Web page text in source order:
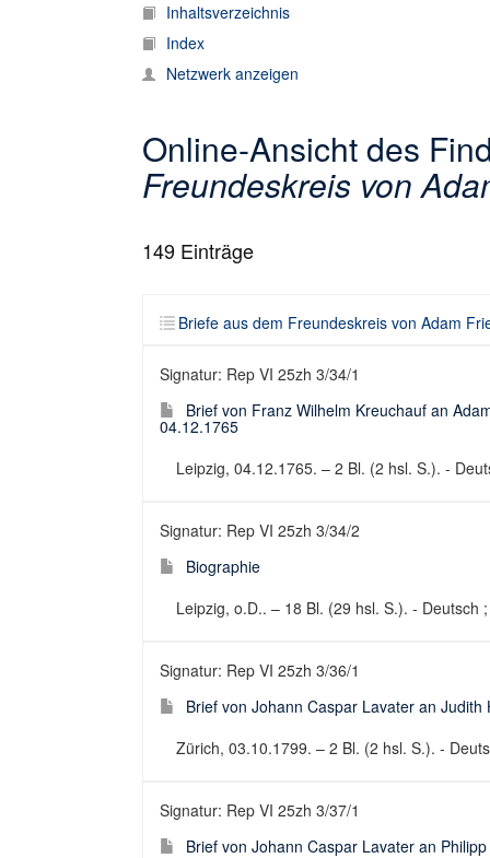
Inhaltsverzeichnis
Index
Netzwerk anzeigen
Online-Ansicht des
Freundeskreis von
149 Einträge
Briefe aus dem Freundeskreis von Adam
Signatur: Rep VI 25zh 3/34/1
Brief von Franz Wilhelm Kreuchauf an
04.12.1765
Leipzig, 04.12.1765. – 2 Bl. (2 hsl. S.). -
Signatur: Rep VI 25zh 3/34/2
Biographie
Leipzig, o.D.. – 18 Bl. (29 hsl. S.). -
Signatur: Rep VI 25zh 3/36/1
Brief von Johann Caspar Lavater an
Zürich, 03.10.1799. – 2 Bl. (2 hsl. S.). -
Signatur: Rep VI 25zh 3/37/1
Brief von Johann Caspar Lavater an